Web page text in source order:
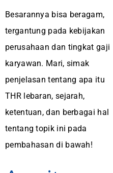
Besarannya bisa beragam,
tergantung pada kebijakan
perusahaan dan tingkat gaji
karyawan. Mari, simak
penjelasan tentang apa itu
THR lebaran, sejarah,
ketentuan, dan berbagai hal
tentang topik ini pada
pembahasan di bawah!